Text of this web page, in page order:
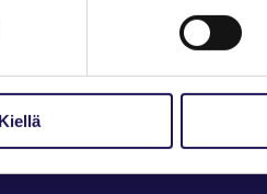
Kiellä
ja opintojen